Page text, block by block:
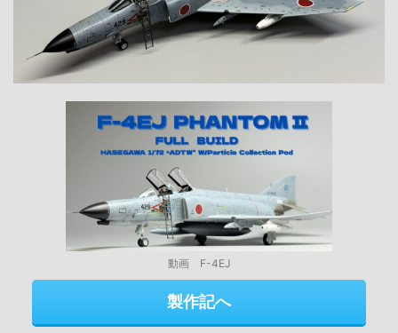
動画 F-4EJ
製作記へ